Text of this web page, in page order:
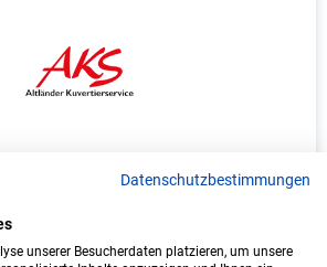
Informatik (B.Sc.) am
Datenschutzbestimmungen
unserer Besucherdaten platzieren, um unsere